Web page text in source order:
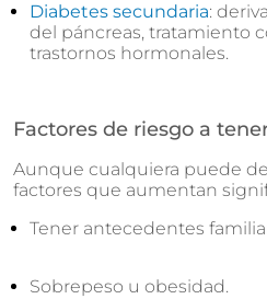
Diabetes secundaria:
del páncreas, tratamiento
trastornos hormonales.
Factores de riesgo a
Aunque cualquiera puede
factores que aumentan
Tener antecedentes
Sobrepeso u obesidad.